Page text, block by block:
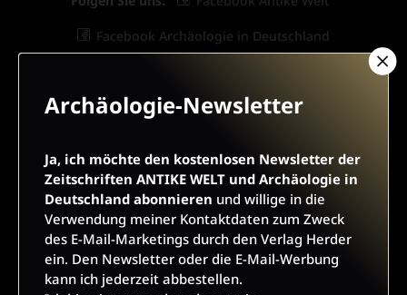
Facebook Archäologie in Deutschland
ARCHÄOLOGIE-NEWSLETTER
Ja, ich möchte den kostenlosen Newsletter der
Zeitschriften ANTIKE WELT und Archäologie in
Deutschland abonnierenund willige in die Verwendung
meiner Kontaktdaten zum Zweck des E-Mail-Marketings
durch den Verlag Herder ein. Den Newsletter oder die E-Mail-
Archäologie-Newsletter
Ja, ich möchte den kostenlosen Newsletter der
Zeitschriften ANTIKE WELT und Archäologie in
Deutschland abonnieren und willige in die
Verwendung meiner Kontaktdaten zum Zweck
des E-Mail-Marketings durch den Verlag Herder
ein. Den Newsletter oder die E-Mail-Werbung
kann ich jederzeit abbestellen.